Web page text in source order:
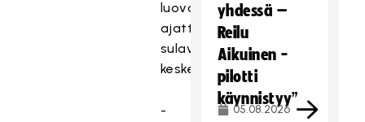
luovan
ajattelun
sulavasti
keskenään.
-
yhdessä –
Reilu
Aikuinen -
pilotti
käynnistyy”
05.08.2026